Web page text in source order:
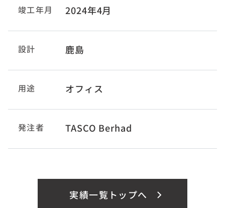
竣工年月 2024年4月
設計 鹿島
用途 オフィス
発注者 TASCO Berhad
実績一覧トップへ